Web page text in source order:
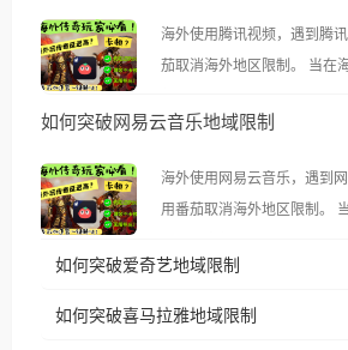
海外使用腾讯视频，遇到腾
茄取消海外地区限制。 当在海外打开腾讯视频，却突
示语。 海外用户如香港、澳门、台湾、美国、加拿
像其他音乐平台一样，出现
仅能在中国大陆地区播放。 遇到这个问题的朋友们，
使用番茄回国加速器，即可
台湾、美国、加拿大、澳大
如何突破网易云音乐地域限制
海外使用网易云音乐，遇到
用番茄取消海外地区限制。 当在海外打开网易云音
播放”的提示语。 海外用户如香港、澳门、台湾、美
国、加拿大、澳大利亚、欧
如何突破爱奇艺地域限制
如何突破喜马拉雅地域限制